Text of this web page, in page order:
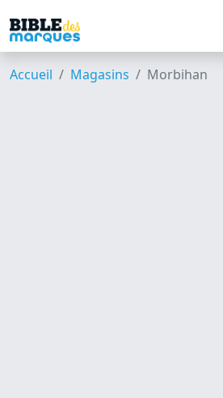
Accueil Magasins Morbihan